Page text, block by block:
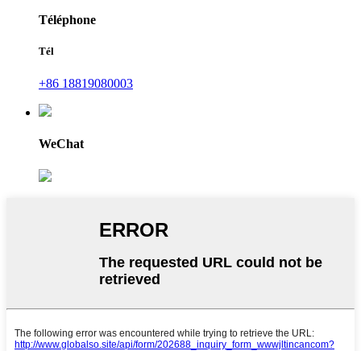
Téléphone
Tél
+86 18819080003
WeChat